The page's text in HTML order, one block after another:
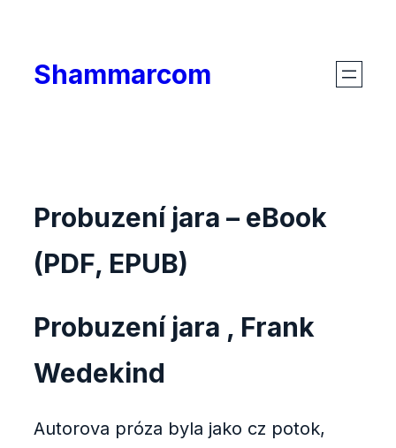
content
Shammarcom
Probuzení jara – eBook
(PDF, EPUB)
Probuzení jara , Frank
Wedekind
Autorova próza byla jako cz potok,